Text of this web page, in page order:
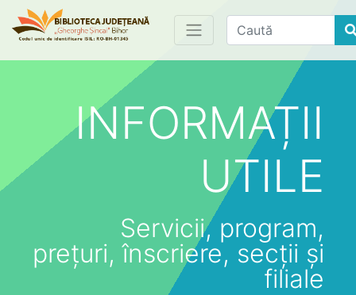
Find
INFORMAȚII
UTILE
Servicii, program,
prețuri, înscriere, secții și
filiale